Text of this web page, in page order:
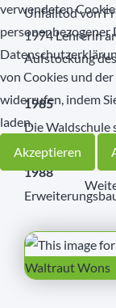
Unfalltod von
1974 Lehrerin
Aufstockung
1985
Die Waldschule
1988
Waltraut Wons
verwendeten
personenbezogener
von Cookies und
widerrufen, indem
laden.
Akzeptieren